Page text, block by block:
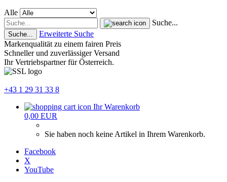
Alle
Suche...
Suche...
Erweiterte Suche
Markenqualität zu einem fairen Preis
Schneller und zuverlässiger Versand
Ihr Vertriebspartner für Österreich.
+43 1 29 31 33 8
Ihr Warenkorb
0,00 EUR
Sie haben noch keine Artikel in Ihrem Warenkorb.
Facebook
X
YouTube